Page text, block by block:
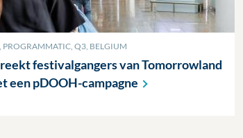
PROGRAMMATIC, Q3, BELGIUM
festivalgangers van Tomorrowland
eenpDOOH-campagne